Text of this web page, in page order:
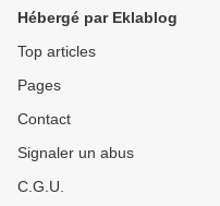
Hébergé par Eklablog
Top articles
Pages
Contact
Signaler un abus
C.G.U.